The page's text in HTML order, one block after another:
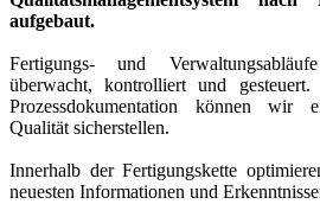
aufgebaut.
Fertigungs- und
überwacht, kontrolliert und
Prozessdokumentation können wir
Qualität sicherstellen.
Innerhalb der Fertigungskette
neuesten Informationen und